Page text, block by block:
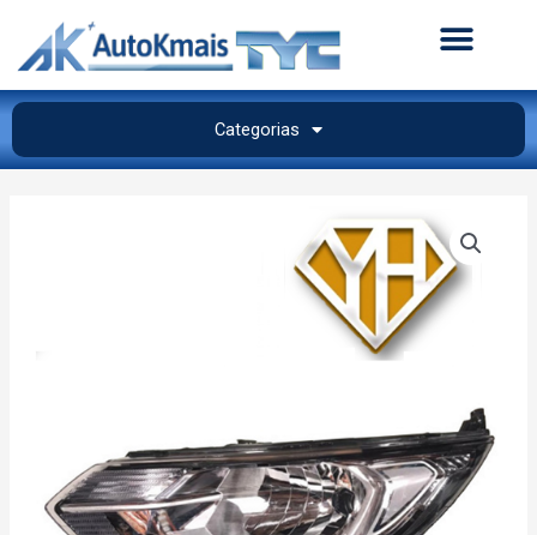
Categorias